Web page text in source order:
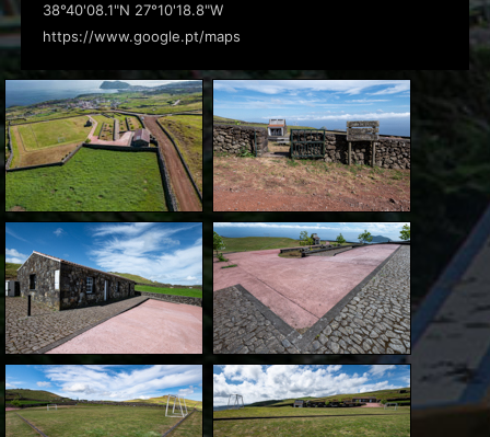
38°40'08.1"N 27°10'18.8"W
https://www.google.pt/maps